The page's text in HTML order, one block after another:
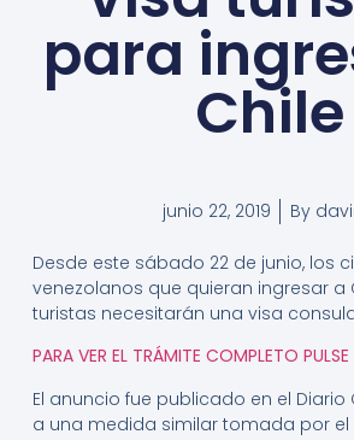
para
Chile
junio 22, 2019 By
Desde este sábado 22 de junio, los
venezolanos que quieran ingresar a
turistas necesitarán una visa
PARA VER EL TRÁMITE COMPLETO
El anuncio fue publicado en el Diario
a una medida similar tomada por el